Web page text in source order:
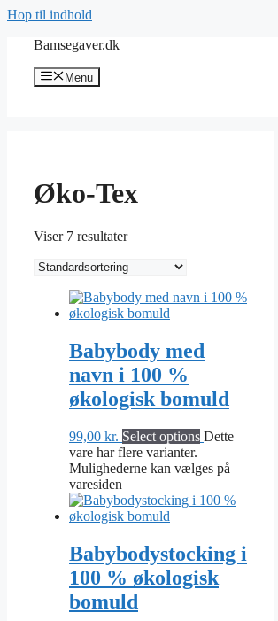
Hop til indhold
Bamsegaver.dk
Menu
Øko-Tex
Viser 7 resultater
Babybody med
navn i 100 %
økologisk bomuld
99,00 kr. Select options Dette
vare har flere varianter.
Mulighederne kan vælges på
varesiden
Babybodystocking i
100 % økologisk
bomuld